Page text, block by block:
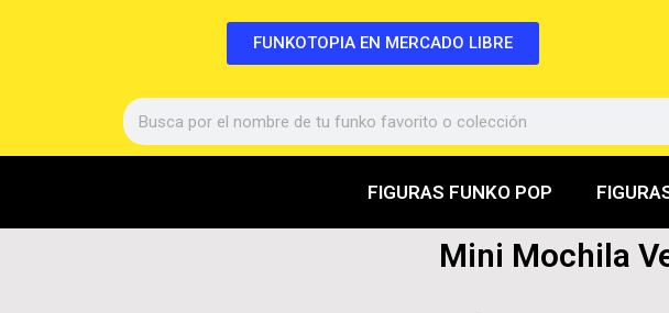
FUNKOTOPIA EN MERCADO LIBRE
FIGURAS FUNKO POP
Mini Mochila